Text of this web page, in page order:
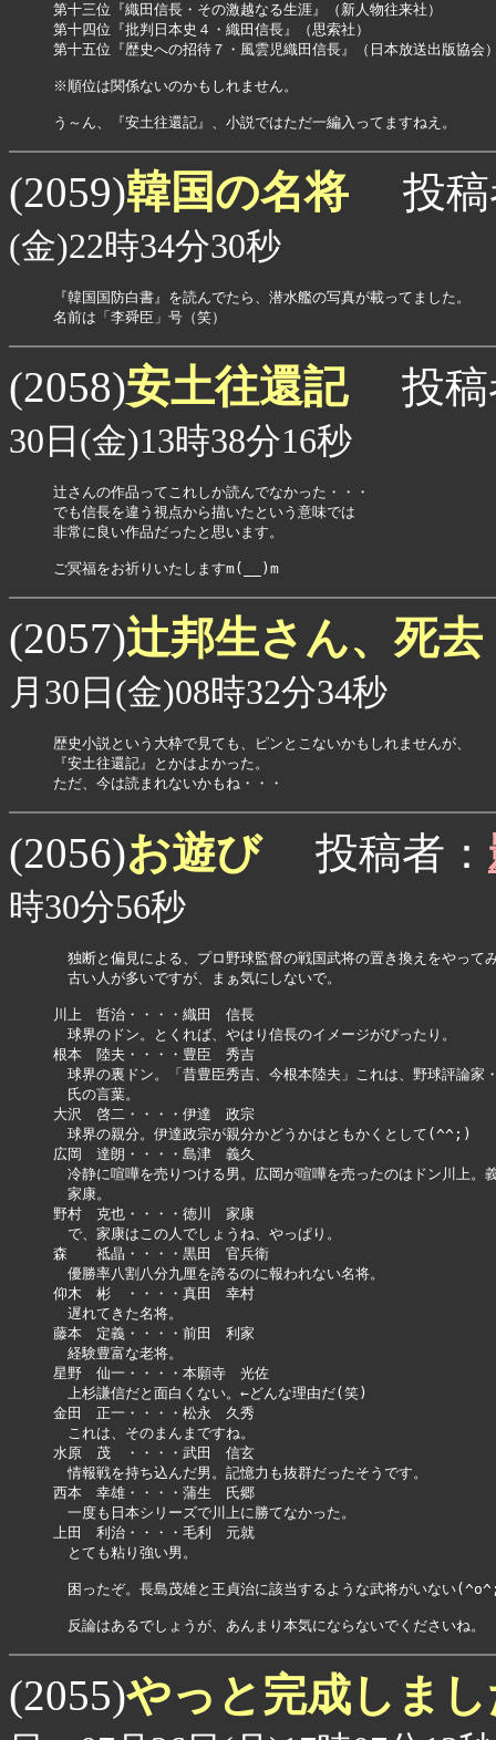
第十三位『織田信長・その激越なる生涯』（新人物往来社）
第十四位『批判日本史４・織田信長』（思索社）
第十五位『歴史への招待７・風雲児織田信長』（日本放送出版協会
※順位は関係ないのかもしれません。
う～ん、『安土往還記』、小説ではただ一編入ってますねえ。
(2059)韓国の名将 投稿
(金)22時34分30秒
『韓国国防白書』を読んでたら、潜水艦の写真が載ってました。
(2058)安土往還記 投稿
30日(金)13時38分16秒
辻さんの作品ってこれしか読んでなかった・・・
でも信長を違う視点から描いたという意味では
非常に良い作品だったと思います。
ご冥福をお祈りいたしますm(__)m
(2057)辻邦生さん、死去
月30日(金)08時32分34秒
歴史小説という大枠で見ても、ピンとこないかもしれませんが、
『安土往還記』とかはよかった。
ただ、今は読まれないかもね・・・
(2056)お遊び 投稿者：
時30分56秒
独断と偏見による、プロ野球監督の戦国武将の置き換えをやって
古い人が多いですが、まぁ気にしないで。
川上　哲治・・・・織田　信長
球界のドン。とくれば、やはり信長のイメージがぴったり。
根本　陸夫・・・・豊臣　秀吉
球界の裏ドン。「昔豊臣秀吉、今根本陸夫」これは、野球評論家
氏の言葉。
大沢　啓二・・・・伊達　政宗
球界の親分。伊達政宗が親分かどうかはともかくとして(^^;)
広岡　達朗・・・・島津　義久
冷静に喧嘩を売りつける男。広岡が喧嘩を売ったのはドン川上。
家康。
野村　克也・・・・徳川　家康
で、家康はこの人でしょうね、やっぱり。
森　　祗晶・・・・黒田　官兵衛
優勝率八割八分九厘を誇るのに報われない名将。
仰木　彬　・・・・真田　幸村
遅れてきた名将。
藤本　定義・・・・前田　利家
経験豊富な老将。
星野　仙一・・・・本願寺　光佐
上杉謙信だと面白くない。←どんな理由だ(笑)
金田　正一・・・・松永　久秀
これは、そのまんまですね。
水原　茂　・・・・武田　信玄
情報戦を持ち込んだ男。記憶力も抜群だったそうです。
西本　幸雄・・・・蒲生　氏郷
一度も日本シリーズで川上に勝てなかった。
上田　利治・・・・毛利　元就
とても粘り強い男。
困ったぞ。長島茂雄と王貞治に該当するような武将がいない
(2055)やっと完成しま